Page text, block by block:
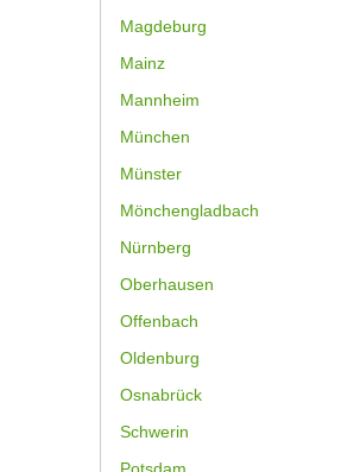
Magdeburg
Mainz
Mannheim
München
Münster
Mönchengladbach
Nürnberg
Oberhausen
Offenbach
Oldenburg
Osnabrück
Schwerin
Potsdam